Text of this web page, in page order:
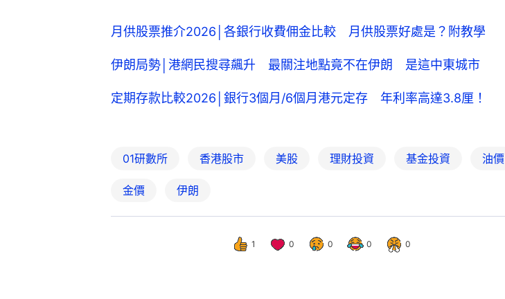
月供股票推介2026│各銀行收費佣金比較 月供股票好處是？附教學
伊朗局勢│港網民搜尋飆升 最關注地點竟不在伊朗 是這中東城市
定期存款比較2026│銀行3個月/6個月港元定存 年利率高達3.8厘！
01研數所 香港股市 美股 理財投資 基金投資 油價
金價 伊朗
1 0 0 0 0